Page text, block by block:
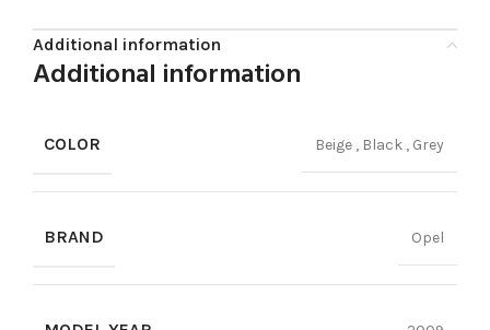
Additional information
Additional information
COLOR Beige , Black , Grey
BRAND Opel